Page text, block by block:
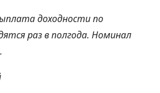
доходности по
раз в полгода. Номинал